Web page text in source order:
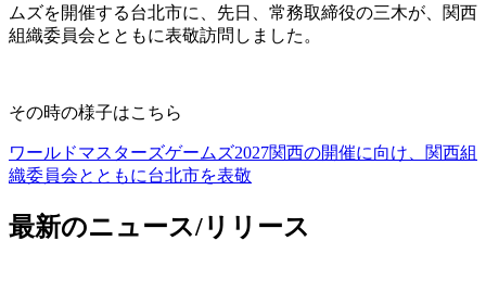
ムズを開催する台北市に、先日、常務取締役の三木が、関西
組織委員会とともに表敬訪問しました。
その時の様子はこちら
ワールドマスターズゲームズ2027関西の開催に向け、関西組
織委員会とともに台北市を表敬
最新のニュース/リリース